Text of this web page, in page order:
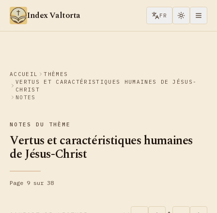
Aller au contenu
Index Valtorta FR
ACCUEIL
THÈMES
VERTUS ET CARACTÉRISTIQUES HUMAINES DE JÉSUS-
CHRIST
NOTES
NOTES DU THÈME
Vertus et caractéristiques humaines
de Jésus-Christ
Page 9 sur 38